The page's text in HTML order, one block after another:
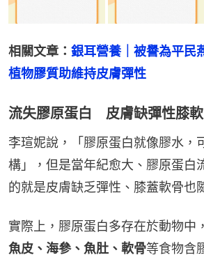
相關文章： 銀耳營養｜被譽為平民
植物膠質助維持皮膚彈性
流失膠原蛋白 皮膚缺彈性膝
李瑄妮說，「膠原蛋白就像膠水，
構」，但是當年紀愈大、膠原蛋白
的就是皮膚缺乏彈性、膝蓋軟骨也
實際上，膠原蛋白多存在於動物中
魚皮、海參、魚肚、軟骨等食物含